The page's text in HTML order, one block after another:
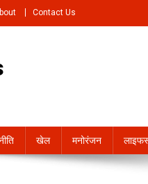
Contact Us
खेल मनोरंजन